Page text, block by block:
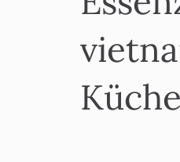
Küche